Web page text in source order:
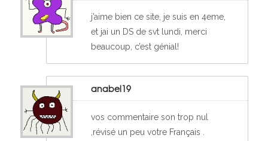
j’aime bien ce site, je suis en 4eme,
et jai un DS de svt lundi, merci
beaucoup, c’est génial!
anabel19
vos commentaire son trop nul
,révisé un peu votre Français .